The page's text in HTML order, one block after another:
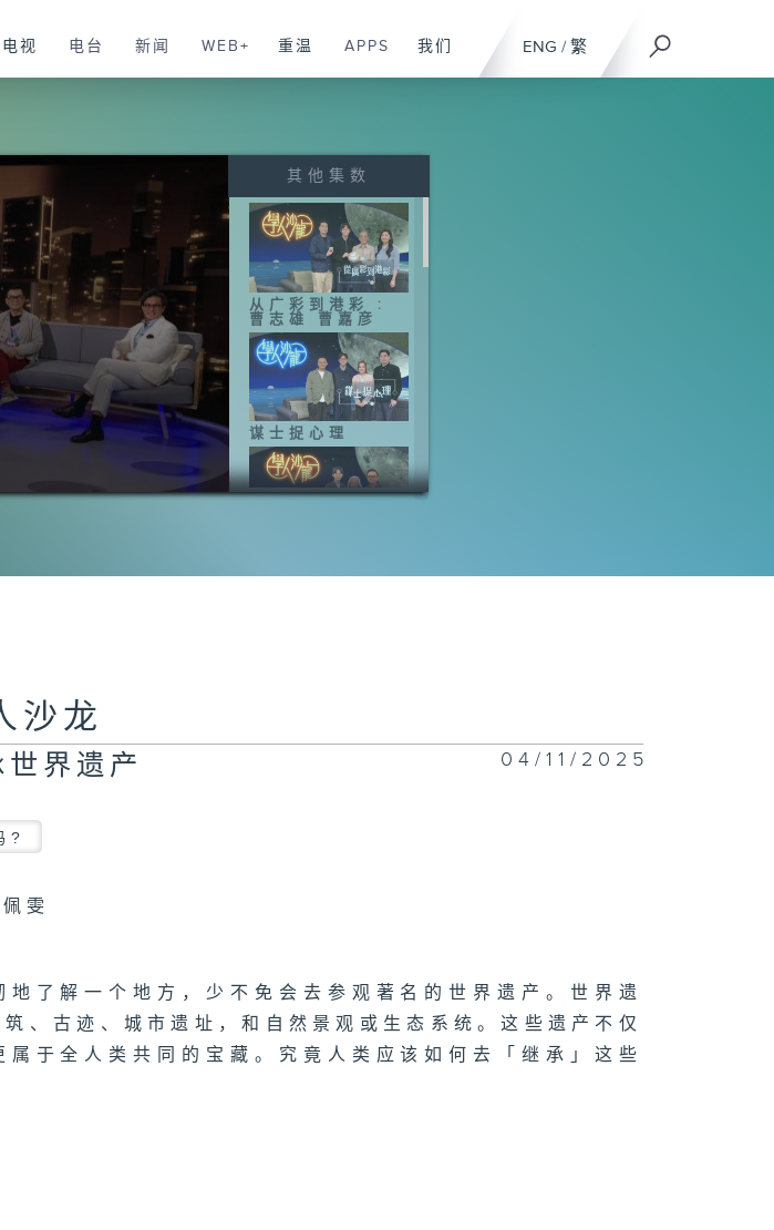
ENG / 繁
电视 电台 新闻 WEB+ 重温 APPS 我们
其他集数
从广彩到港彩 :
曹志雄 曹嘉彦
谋士捉心理
一日为师 : 梁国
成
沙龙
世界遗产 04/11/2025
?
雯
地了解一个地方，少不免会去参观著名的世界遗产。世界遗
、古迹、城市遗址，和自然景观或生态系统。这些遗产不仅
属于全人类共同的宝藏。究竟人类应该如何去「继承」这些